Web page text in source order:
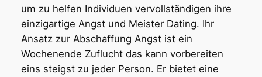
um zu helfen Individuen vervollständigen ihre
einzigartige Angst und Meister Dating. Ihr
Ansatz zur Abschaffung Angst ist ein
Wochenende Zuflucht das kann vorbereiten
eins steigst zu jeder Person. Er bietet eine